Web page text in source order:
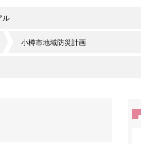
ル
小樽市地域防災計画